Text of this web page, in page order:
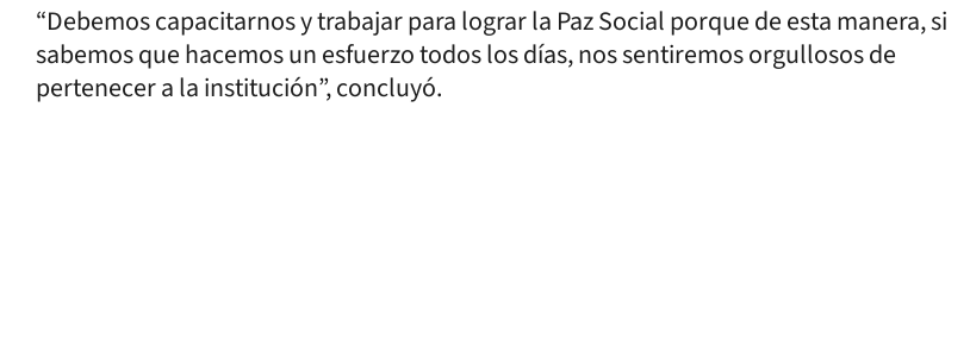
“Debemos capacitarnos y trabajar para lograr la Paz Social porque de esta manera, si
sabemos que hacemos un esfuerzo todos los días, nos sentiremos orgullosos de
pertenecer a la institución”, concluyó.